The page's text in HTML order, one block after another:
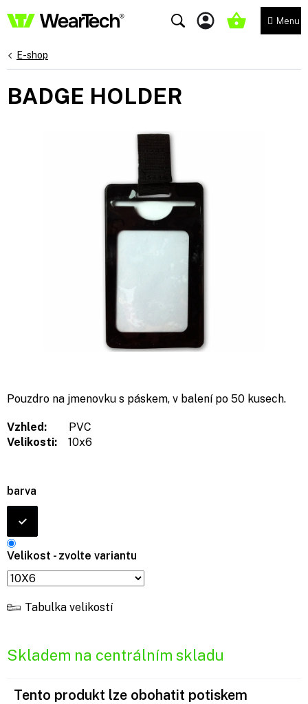
na
NÁKUPNÍ
E-shop
BADGE HOLDER
Skladem na centrálním skladu
barva
Velikost - zvolte variantu
Tabulka velikostí
Pouzdro na jmenovku s páskem, v balení po 50 kusech.
Vzhled:
PVC
Velikosti: 10x6
Tento produkt lze obohatit potiskem